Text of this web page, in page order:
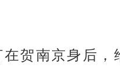
贺南京身后，